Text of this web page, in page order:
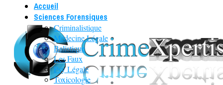
Accueil
Sciences Forensiques
Criminalistique
Médecine Légale
Balistique
Les Faux
Psy Légale
Toxicologie